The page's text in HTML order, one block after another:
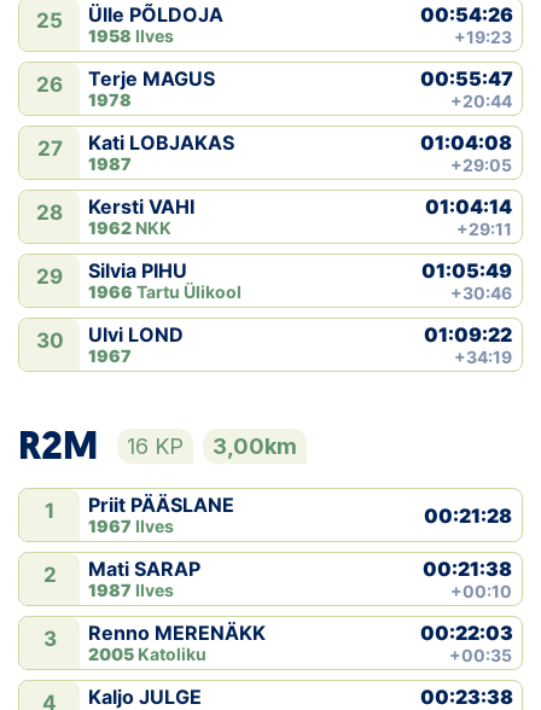
25 Ülle PÕLDOJA
1958 Ilves
00:54:26
+19:23
26 Terje MAGUS
1978
00:55:47
+20:44
27 Kati LOBJAKAS
1987
01:04:08
+29:05
28 Kersti VAHI
1962 NKK
01:04:14
+29:11
29 Silvia PIHU
1966 Tartu Ülikool
01:05:49
+30:46
30 Ulvi LOND
1967
01:09:22
+34:19
R2M 16 KP 3,00km
1 Priit PÄÄSLANE
1967 Ilves 00:21:28
2 Mati SARAP
1987 Ilves
00:21:38
+00:10
3 Renno MERENÄKK
2005 Katoliku
00:22:03
+00:35
4 Kaljo JULGE 00:23:38